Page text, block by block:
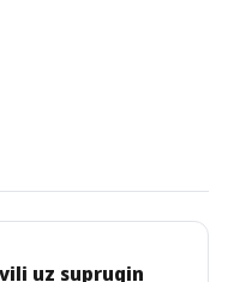
uz suprugin